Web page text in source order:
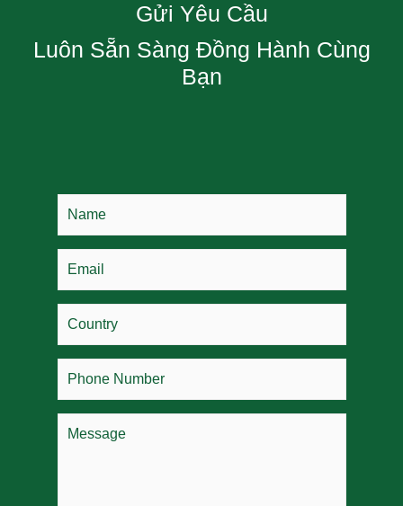
Gửi Yêu Cầu
Luôn Sẵn Sàng Đồng Hành Cùng
Bạn